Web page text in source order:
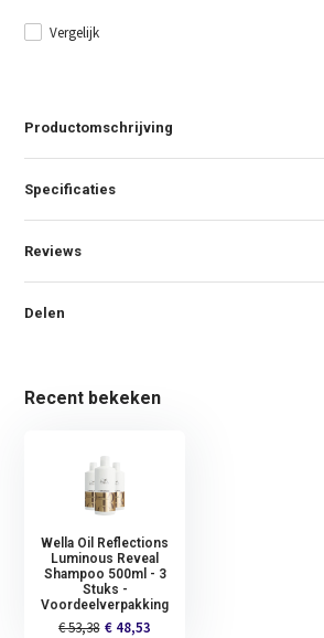
Vergelijk
Productomschrijving
Specificaties
Reviews
Delen
Recent bekeken
Wella Oil Reflections
Luminous Reveal
Shampoo 500ml - 3
Stuks -
Voordeelverpakking
€ 53,38 € 48,53